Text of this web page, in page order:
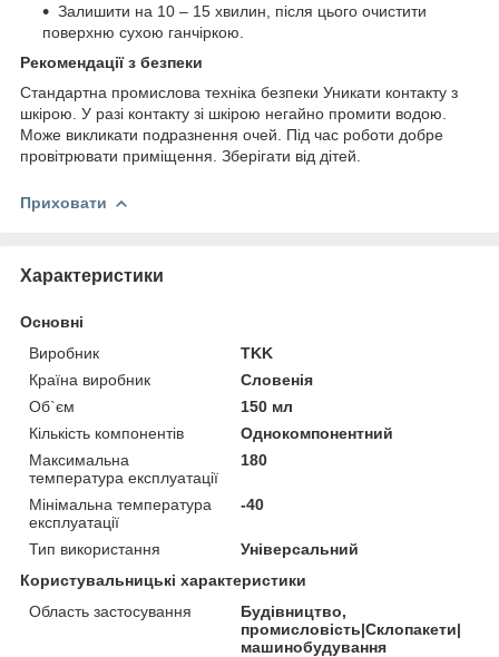
Залишити на 10 – 15 хвилин, після цього очистити
поверхню сухою ганчіркою.
Рекомендації з безпеки
Стандартна промислова техніка безпеки Уникати контакту з
шкірою. У разі контакту зі шкірою негайно промити водою.
Може викликати подразнення очей. Під час роботи добре
провітрювати приміщення. Зберігати від дітей.
Приховати
Характеристики
Основні
Виробник
TKK
Країна виробник
Словенія
Об`єм
150 мл
Кількість компонентів
Однокомпонентний
Максимальна
температура експлуатації
180
Мінімальна температура
експлуатації
-40
Тип використання
Універсальний
Користувальницькі характеристики
Область застосування
Будівництво,
промисловість|Склопакети|
машинобудування